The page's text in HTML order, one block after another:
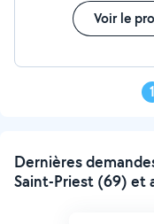
Voir le
1
Dernières
Saint-Priest (69) et